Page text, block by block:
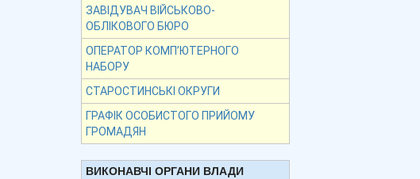
ЗАВІДУВАЧ ВІЙСЬКОВО-
ОБЛІКОВОГО БЮРО
ОПЕРАТОР КОМП’ЮТЕРНОГО
НАБОРУ
СТАРОСТИНСЬКІ ОКРУГИ
ГРАФІК ОСОБИСТОГО ПРИЙОМУ
ГРОМАДЯН
ВИКОНАВЧІ ОРГАНИ ВЛАДИ